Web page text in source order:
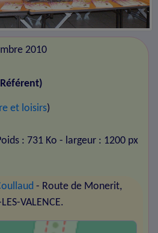
2010
et loisirs)
: 731 Ko - largeur : 1200 px
- Route de Monerit,
VALENCE.